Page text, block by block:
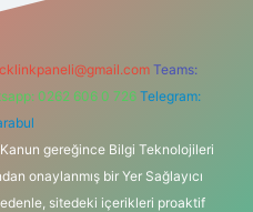
Teams:
0262 606 0 726 Telegram:
Kanun gereğince Bilgi Teknolojileri
onaylanmış bir Yer Sağlayıcı
sitedeki içerikleri proaktif